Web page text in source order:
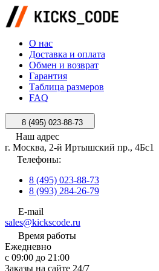
О нас
Доставка и оплата
Обмен и возврат
Гарантия
Таблица размеров
FAQ
8 (495) 023-88-73
Наш адрес
г. Москва, 2-й Иртышский пр., 4Бс1
Телефоны:
8 (495) 023-88-73
8 (993) 284-26-79
E-mail
sales@kickscode.ru
Время работы
Ежедневно
с 09:00 до 21:00
Заказы на сайте 24/7